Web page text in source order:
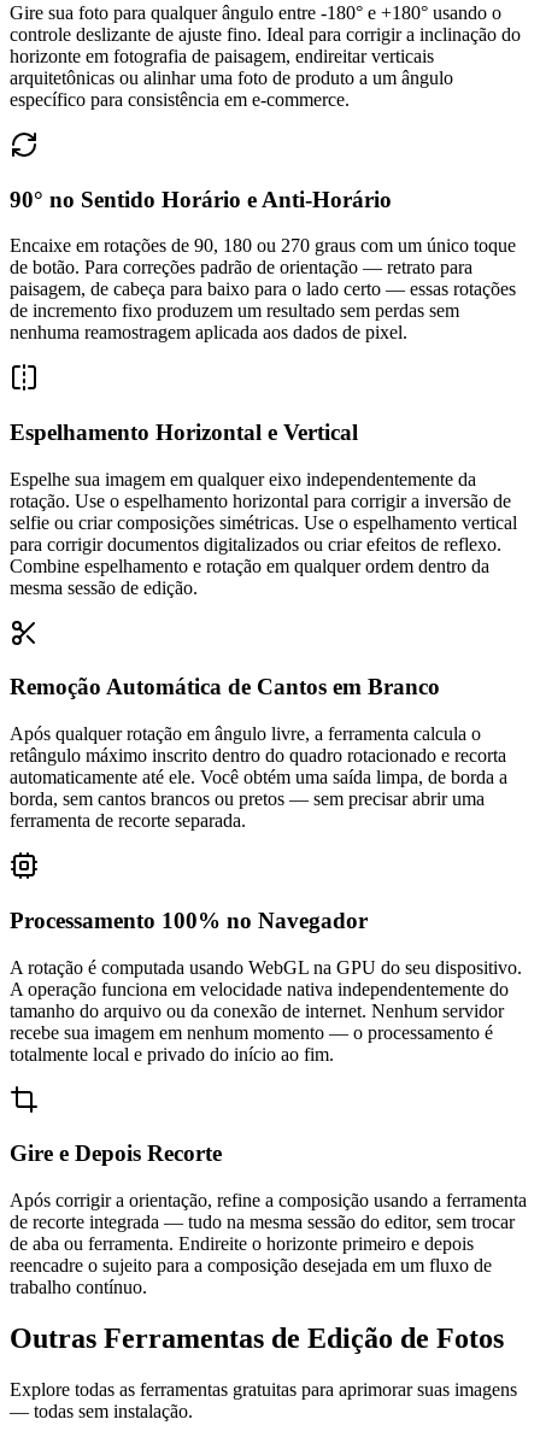
Gire sua foto para qualquer ângulo entre -180° e +180° usando o
controle deslizante de ajuste fino. Ideal para corrigir a inclinação do
horizonte em fotografia de paisagem, endireitar verticais
arquitetônicas ou alinhar uma foto de produto a um ângulo
específico para consistência em e-commerce.
90° no Sentido Horário e Anti-Horário
Encaixe em rotações de 90, 180 ou 270 graus com um único toque
de botão. Para correções padrão de orientação — retrato para
paisagem, de cabeça para baixo para o lado certo — essas rotações
de incremento fixo produzem um resultado sem perdas sem
nenhuma reamostragem aplicada aos dados de pixel.
Espelhamento Horizontal e Vertical
Espelhe sua imagem em qualquer eixo independentemente da
rotação. Use o espelhamento horizontal para corrigir a inversão de
selfie ou criar composições simétricas. Use o espelhamento vertical
para corrigir documentos digitalizados ou criar efeitos de reflexo.
Combine espelhamento e rotação em qualquer ordem dentro da
mesma sessão de edição.
Remoção Automática de Cantos em Branco
Após qualquer rotação em ângulo livre, a ferramenta calcula o
retângulo máximo inscrito dentro do quadro rotacionado e recorta
automaticamente até ele. Você obtém uma saída limpa, de borda a
borda, sem cantos brancos ou pretos — sem precisar abrir uma
ferramenta de recorte separada.
Processamento 100% no Navegador
A rotação é computada usando WebGL na GPU do seu dispositivo.
A operação funciona em velocidade nativa independentemente do
tamanho do arquivo ou da conexão de internet. Nenhum servidor
recebe sua imagem em nenhum momento — o processamento é
totalmente local e privado do início ao fim.
Gire e Depois Recorte
Após corrigir a orientação, refine a composição usando a ferramenta
de recorte integrada — tudo na mesma sessão do editor, sem trocar
de aba ou ferramenta. Endireite o horizonte primeiro e depois
reencadre o sujeito para a composição desejada em um fluxo de
trabalho contínuo.
Outras Ferramentas de Edição de Fotos
Explore todas as ferramentas gratuitas para aprimorar suas imagens
— todas sem instalação.